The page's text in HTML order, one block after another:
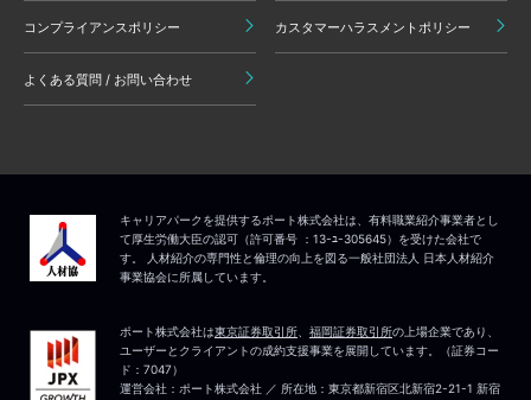
コンプライアンスポリシー カスタマーハラスメントポリシー
よくある質問 / お問い合わせ